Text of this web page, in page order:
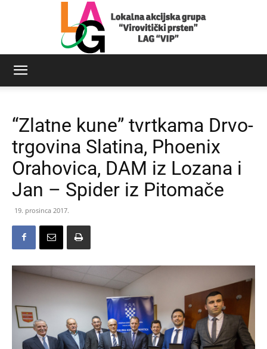
Virovitički
prsten
“Zlatne kune” tvrtkama Drvo-
trgovina Slatina, Phoenix
Orahovica, DAM iz Lozana i
Jan – Spider iz Pitomače
19. prosinca 2017.